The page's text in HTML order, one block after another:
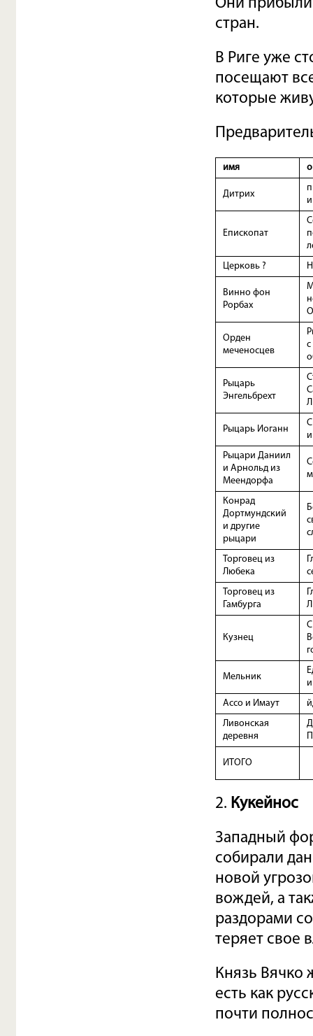
Они прибыли
стран.
В Риге уже
посещают
которые
имя
Дитрих
Епископат
Церковь ?
Винно фон
Рорбах
Орден
меченосцев
Рыцарь
Энгельбрехт
Рыцарь Иоганн
Рыцари Даниил
и Арнольд из
Меендорфа
Конрад
Дортмундский
и другие
рыцари
Торговец из
Любека
Торговец из
Гамбурга
Кузнец
Мельник
Ассо и Имаут
Ливонская
деревня
ИТОГО
2. Кукейнос
Западный
собирали
новой
вождей, а
раздорами
теряет свое
Князь Вячко
есть как
почти